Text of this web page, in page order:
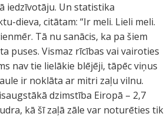
iedzīvotāju. Un statistika
dieva, citātam: “Ir meli. Lieli meli.
Tā nu sanācis, ka pa šiem
puses. Vismaz rīcības vai vairoties
nav tie lielākie blējēji, tāpēc viņus
ir noklāta ar mitri zaļu vilnu.
dzimstība Eiropā – 2,7
kā šī zaļā zāle var noturēties tik